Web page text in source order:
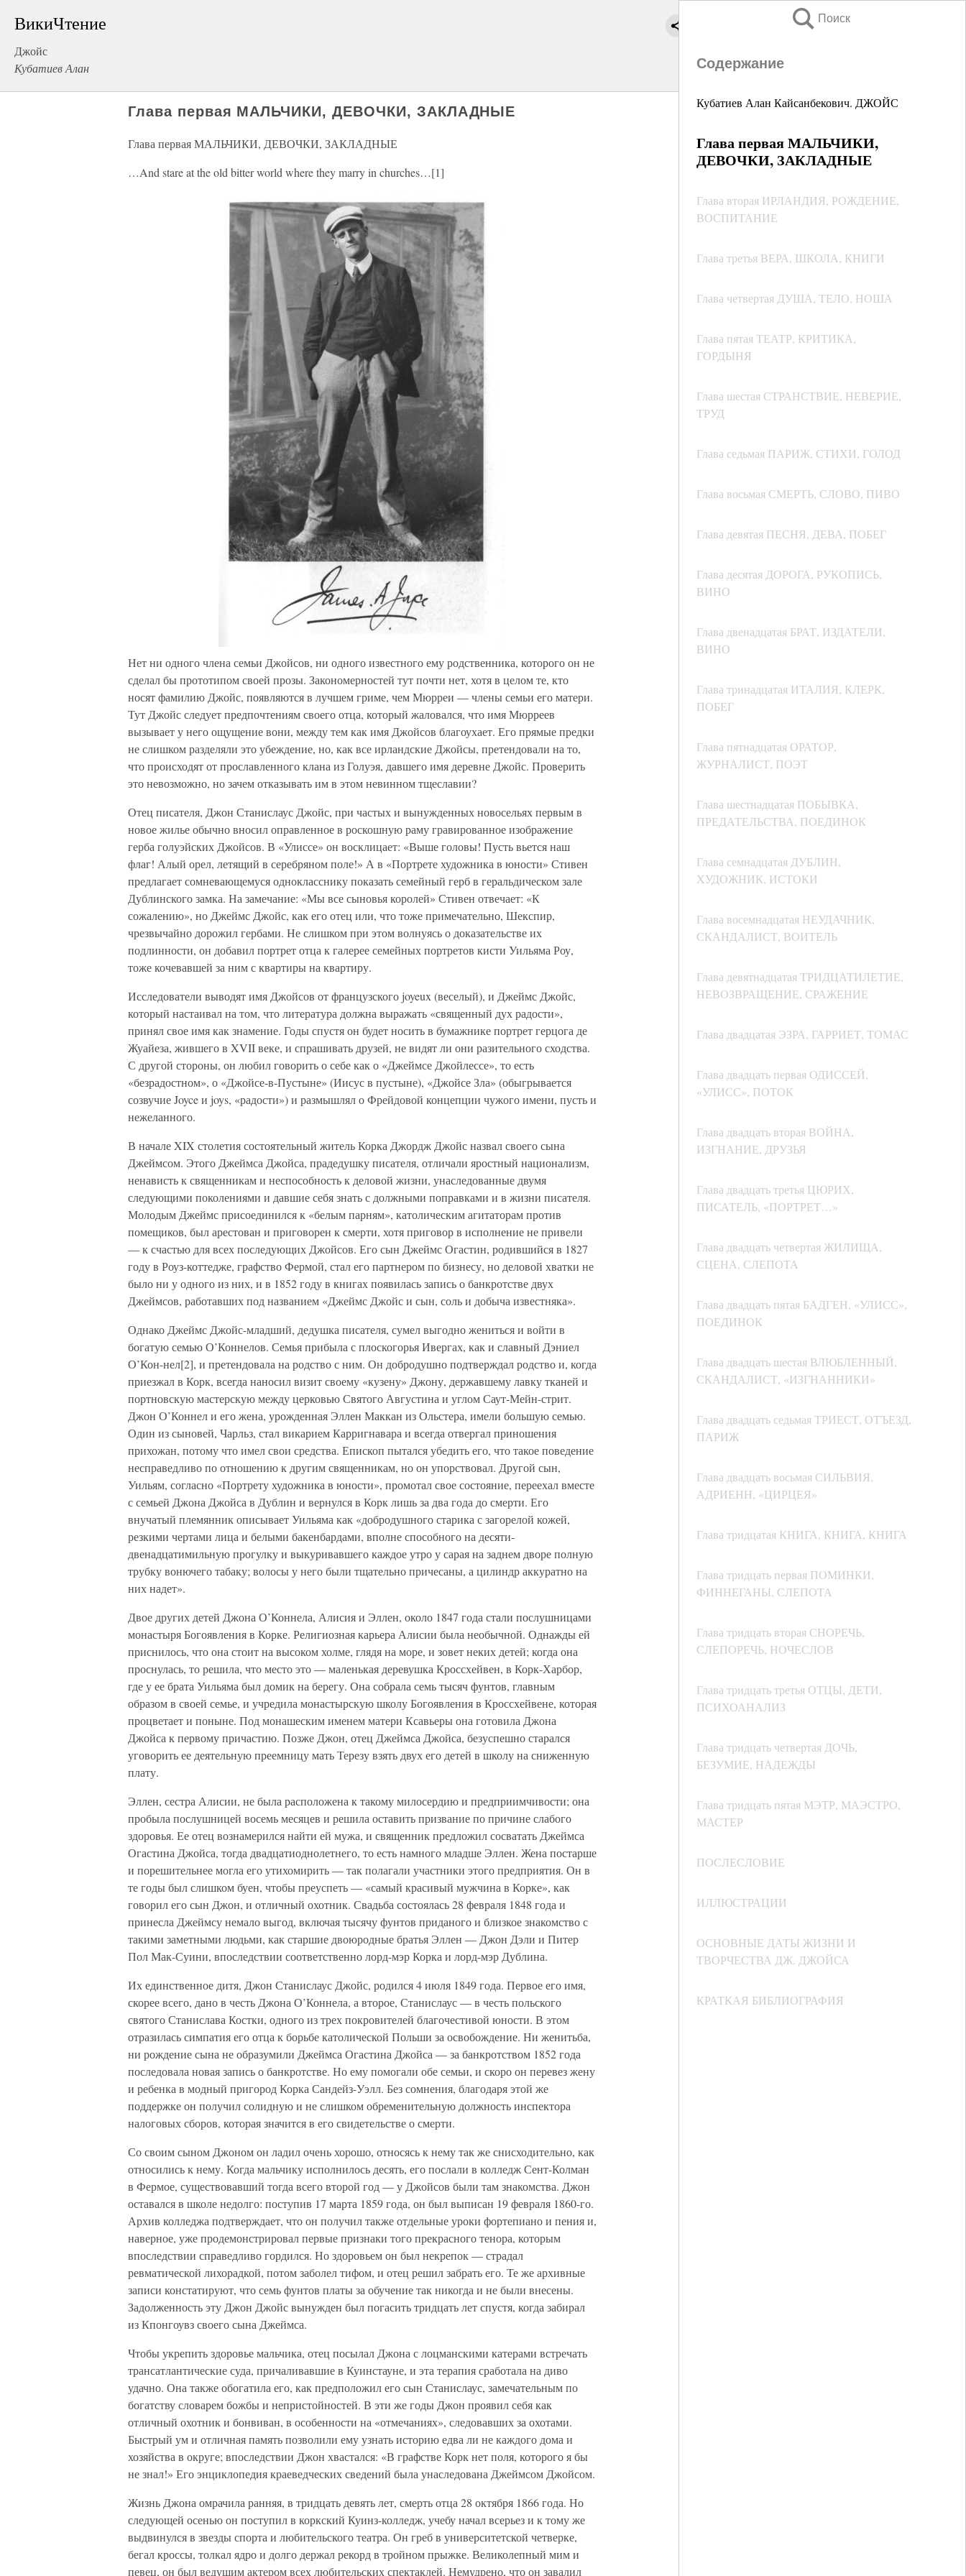
ВикиЧтение
Джойс
Кубатиев Алан
Поиск
Содержание
Кубатиев Алан Кайсанбекович. ДЖОЙС
Глава первая МАЛЬЧИКИ,
ДЕВОЧКИ, ЗАКЛАДНЫЕ
Глава вторая ИРЛАНДИЯ, РОЖДЕНИЕ,
ВОСПИТАНИЕ
Глава третья ВЕРА, ШКОЛА, КНИГИ
Глава четвертая ДУША, ТЕЛО, НОША
Глава пятая ТЕАТР, КРИТИКА,
ГОРДЫНЯ
Глава шестая СТРАНСТВИЕ, НЕВЕРИЕ,
ТРУД
Глава седьмая ПАРИЖ, СТИХИ, ГОЛОД
Глава восьмая СМЕРТЬ, СЛОВО, ПИВО
Глава девятая ПЕСНЯ, ДЕВА, ПОБЕГ
Глава десятая ДОРОГА, РУКОПИСЬ,
ВИНО
Глава двенадцатая БРАТ, ИЗДАТЕЛИ,
ВИНО
Глава тринадцатая ИТАЛИЯ, КЛЕРК,
ПОБЕГ
Глава пятнадцатая ОРАТОР,
ЖУРНАЛИСТ, ПОЭТ
Глава шестнадцатая ПОБЫВКА,
ПРЕДАТЕЛЬСТВА, ПОЕДИНОК
Глава семнадцатая ДУБЛИН,
ХУДОЖНИК, ИСТОКИ
Глава восемнадцатая НЕУДАЧНИК,
СКАНДАЛИСТ, ВОИТЕЛЬ
Глава девятнадцатая ТРИДЦАТИЛЕТИЕ,
НЕВОЗВРАЩЕНИЕ, СРАЖЕНИЕ
Глава двадцатая ЭЗРА, ГАРРИЕТ, ТОМАС
Глава двадцать первая ОДИССЕЙ,
«УЛИСС», ПОТОК
Глава двадцать вторая ВОЙНА,
ИЗГНАНИЕ, ДРУЗЬЯ
Глава двадцать третья ЦЮРИХ,
ПИСАТЕЛЬ, «ПОРТРЕТ…»
Глава двадцать четвертая ЖИЛИЩА,
СЦЕНА, СЛЕПОТА
Глава двадцать пятая БАДГЕН, «УЛИСС»,
ПОЕДИНОК
Глава двадцать шестая ВЛЮБЛЕННЫЙ,
СКАНДАЛИСТ, «ИЗГНАННИКИ»
Глава двадцать седьмая ТРИЕСТ, ОТЪЕЗД,
ПАРИЖ
Глава двадцать восьмая СИЛЬВИЯ,
АДРИЕНН, «ЦИРЦЕЯ»
Глава тридцатая КНИГА, КНИГА, КНИГА
Глава тридцать первая ПОМИНКИ,
ФИННЕГАНЫ, СЛЕПОТА
Глава тридцать вторая СНОРЕЧЬ,
СЛЕПОРЕЧЬ, НОЧЕСЛОВ
Глава тридцать третья ОТЦЫ, ДЕТИ,
ПСИХОАНАЛИЗ
Глава тридцать четвертая ДОЧЬ,
БЕЗУМИЕ, НАДЕЖДЫ
Глава тридцать пятая МЭТР, МАЭСТРО,
МАСТЕР
ПОСЛЕСЛОВИЕ
ИЛЛЮСТРАЦИИ
ОСНОВНЫЕ ДАТЫ ЖИЗНИ И
ТВОРЧЕСТВА ДЖ. ДЖОЙСА
КРАТКАЯ БИБЛИОГРАФИЯ
Глава первая МАЛЬЧИКИ, ДЕВОЧКИ, ЗАКЛАДНЫЕ
Глава первая МАЛЬЧИКИ, ДЕВОЧКИ, ЗАКЛАДНЫЕ
…And stare at the old bitter world where they marry in churches…[1]
Нет ни одного члена семьи Джойсов, ни одного известного ему родственника, которого он не
сделал бы прототипом своей прозы. Закономерностей тут почти нет, хотя в целом те, кто
носят фамилию Джойс, появляются в лучшем гриме, чем Мюрреи — члены семьи его матери.
Тут Джойс следует предпочтениям своего отца, который жаловался, что имя Мюрреев
вызывает у него ощущение вони, между тем как имя Джойсов благоухает. Его прямые предки
не слишком разделяли это убеждение, но, как все ирландские Джойсы, претендовали на то,
что происходят от прославленного клана из Голуэя, давшего имя деревне Джойс. Проверить
это невозможно, но зачем отказывать им в этом невинном тщеславии?
Отец писателя, Джон Станислаус Джойс, при частых и вынужденных новосельях первым в
новое жилье обычно вносил оправленное в роскошную раму гравированное изображение
герба голуэйских Джойсов. В «Улиссе» он восклицает: «Выше головы! Пусть вьется наш
флаг! Алый орел, летящий в серебряном поле!» А в «Портрете художника в юности» Стивен
предлагает сомневающемуся однокласснику показать семейный герб в геральдическом зале
Дублинского замка. На замечание: «Мы все сыновья королей» Стивен отвечает: «К
сожалению», но Джеймс Джойс, как его отец или, что тоже примечательно, Шекспир,
чрезвычайно дорожил гербами. Не слишком при этом волнуясь о доказательстве их
подлинности, он добавил портрет отца к галерее семейных портретов кисти Уильяма Роу,
тоже кочевавшей за ним с квартиры на квартиру.
Исследователи выводят имя Джойсов от французского joyeux (веселый), и Джеймс Джойс,
который настаивал на том, что литература должна выражать «священный дух радости»,
принял свое имя как знамение. Годы спустя он будет носить в бумажнике портрет герцога де
Жуайеза, жившего в XVII веке, и спрашивать друзей, не видят ли они разительного сходства.
С другой стороны, он любил говорить о себе как о «Джеймсе Джойлессе», то есть
«безрадостном», о «Джойсе-в-Пустыне» (Иисус в пустыне), «Джойсе Зла» (обыгрывается
созвучие Joyce и joys, «радости») и размышлял о Фрейдовой концепции чужого имени, пусть и
нежеланного.
В начале XIX столетия состоятельный житель Корка Джордж Джойс назвал своего сына
Джеймсом. Этого Джеймса Джойса, прадедушку писателя, отличали яростный национализм,
ненависть к священникам и неспособность к деловой жизни, унаследованные двумя
следующими поколениями и давшие себя знать с должными поправками и в жизни писателя.
Молодым Джеймс присоединился к «белым парням», католическим агитаторам против
помещиков, был арестован и приговорен к смерти, хотя приговор в исполнение не привели
— к счастью для всех последующих Джойсов. Его сын Джеймс Огастин, родившийся в 1827
году в Роуз-коттедже, графство Фермой, стал его партнером по бизнесу, но деловой хватки не
было ни у одного из них, и в 1852 году в книгах появилась запись о банкротстве двух
Джеймсов, работавших под названием «Джеймс Джойс и сын, соль и добыча известняка».
Однако Джеймс Джойс-младший, дедушка писателя, сумел выгодно жениться и войти в
богатую семью О’Коннелов. Семья прибыла с плоскогорья Ивергах, как и славный Дэниел
О’Кон-нел[2], и претендовала на родство с ним. Он добродушно подтверждал родство и, когда
приезжал в Корк, всегда наносил визит своему «кузену» Джону, державшему лавку тканей и
портновскую мастерскую между церковью Святого Августина и углом Саут-Мейн-стрит.
Джон О’Коннел и его жена, урожденная Эллен Маккан из Ольстера, имели большую семью.
Один из сыновей, Чарльз, стал викарием Карригнавара и всегда отвергал приношения
прихожан, потому что имел свои средства. Епископ пытался убедить его, что такое поведение
несправедливо по отношению к другим священникам, но он упорствовал. Другой сын,
Уильям, согласно «Портрету художника в юности», промотал свое состояние, переехал вместе
с семьей Джона Джойса в Дублин и вернулся в Корк лишь за два года до смерти. Его
внучатый племянник описывает Уильяма как «добродушного старика с загорелой кожей,
резкими чертами лица и белыми бакенбардами, вполне способного на десяти-
двенадцатимильную прогулку и выкуривавшего каждое утро у сарая на заднем дворе полную
трубку вонючего табаку; волосы у него были тщательно причесаны, а цилиндр аккуратно на
них надет».
Двое других детей Джона О’Коннела, Алисия и Эллен, около 1847 года стали послушницами
монастыря Богоявления в Корке. Религиозная карьера Алисии была необычной. Однажды ей
приснилось, что она стоит на высоком холме, глядя на море, и зовет неких детей; когда она
проснулась, то решила, что место это — маленькая деревушка Кроссхейвен, в Корк-Харбор,
где у ее брата Уильяма был домик на берегу. Она собрала семь тысяч фунтов, главным
образом в своей семье, и учредила монастырскую школу Богоявления в Кроссхейвене, которая
процветает и поныне. Под монашеским именем матери Ксавьеры она готовила Джона
Джойса к первому причастию. Позже Джон, отец Джеймса Джойса, безуспешно старался
уговорить ее деятельную преемницу мать Терезу взять двух его детей в школу на сниженную
плату.
Эллен, сестра Алисии, не была расположена к такому милосердию и предприимчивости; она
пробыла послушницей восемь месяцев и решила оставить призвание по причине слабого
здоровья. Ее отец вознамерился найти ей мужа, и священник предложил сосватать Джеймса
Огастина Джойса, тогда двадцатиоднолетнего, то есть намного младше Эллен. Жена постарше
и порешительнее могла его утихомирить — так полагали участники этого предприятия. Он в
те годы был слишком буен, чтобы преуспеть — «самый красивый мужчина в Корке», как
говорил его сын Джон, и отличный охотник. Свадьба состоялась 28 февраля 1848 года и
принесла Джеймсу немало выгод, включая тысячу фунтов приданого и близкое знакомство с
такими заметными людьми, как старшие двоюродные братья Эллен — Джон Дэли и Питер
Пол Мак-Суини, впоследствии соответственно лорд-мэр Корка и лорд-мэр Дублина.
Их единственное дитя, Джон Станислаус Джойс, родился 4 июля 1849 года. Первое его имя,
скорее всего, дано в честь Джона О’Коннела, а второе, Станислаус — в честь польского
святого Станислава Костки, одного из трех покровителей благочестивой юности. В этом
отразилась симпатия его отца к борьбе католической Польши за освобождение. Ни женитьба,
ни рождение сына не образумили Джеймса Огастина Джойса — за банкротством 1852 года
последовала новая запись о банкротстве. Но ему помогали обе семьи, и скоро он перевез жену
и ребенка в модный пригород Корка Сандейз-Уэлл. Без сомнения, благодаря этой же
поддержке он получил солидную и не слишком обременительную должность инспектора
налоговых сборов, которая значится в его свидетельстве о смерти.
Со своим сыном Джоном он ладил очень хорошо, относясь к нему так же снисходительно, как
относились к нему. Когда мальчику исполнилось десять, его послали в колледж Сент-Колман
в Фермое, существовавший тогда всего второй год — у Джойсов были там знакомства. Джон
оставался в школе недолго: поступив 17 марта 1859 года, он был выписан 19 февраля 1860-го.
Архив колледжа подтверждает, что он получил также отдельные уроки фортепиано и пения и,
наверное, уже продемонстрировал первые признаки того прекрасного тенора, которым
впоследствии справедливо гордился. Но здоровьем он был некрепок — страдал
ревматической лихорадкой, потом заболел тифом, и отец решил забрать его. Те же архивные
записи констатируют, что семь фунтов платы за обучение так никогда и не были внесены.
Задолженность эту Джон Джойс вынужден был погасить тридцать лет спустя, когда забирал
из Кпонгоувз своего сына Джеймса.
Чтобы укрепить здоровье мальчика, отец посылал Джона с лоцманскими катерами встречать
трансатлантические суда, причаливавшие в Куинстауне, и эта терапия сработала на диво
удачно. Она также обогатила его, как предположил его сын Станислаус, замечательным по
богатству словарем божбы и непристойностей. В эти же годы Джон проявил себя как
отличный охотник и бонвиван, в особенности на «отмечаниях», следовавших за охотами.
Быстрый ум и отличная память позволили ему узнать историю едва ли не каждого дома и
хозяйства в округе; впоследствии Джон хвастался: «В графстве Корк нет поля, которого я бы
не знал!» Его энциклопедия краеведческих сведений была унаследована Джеймсом Джойсом.
Жизнь Джона омрачила ранняя, в тридцать девять лет, смерть отца 28 октября 1866 года. Но
следующей осенью он поступил в коркский Куинз-колледж, учебу начал всерьез и к тому же
выдвинулся в звезды спорта и любительского театра. Он греб в университетской четверке,
бегал кроссы, толкал ядро и долго держал рекорд в тройном прыжке. Великолепный мим и
певец, он был ведущим актером всех любительских спектаклей. Немудрено, что он завалил